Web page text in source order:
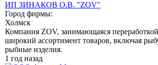
ИП ЗИНАКОВ О.В. "ZOV"
Город фирмы:
Холмск
Компания ZOV, занимающаяся
широкий ассортимент товаров, включая
рыбные изделия.
1 год назад